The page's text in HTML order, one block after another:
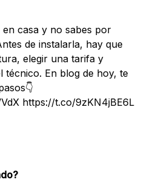
casa y no sabes por
de instalarla, hay que
elegir una tarifa y
técnico. En blog de hoy, te
https://t.co/9zKN4jBE6L